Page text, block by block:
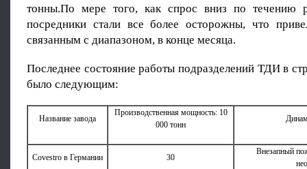
тонны.По мере того, как спрос вниз по течению
посредники стали все более осторожны, что
связанным с диапазоном, в конце месяца.
Последнее состояние работы подразделений ТДИ в
было следующим:
Название завода
Производственная мощность: 10
000 тонн
Covestro в Германии 30
Внезапный